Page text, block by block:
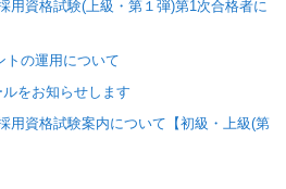
用資格試験(上級・第１弾)第1次合格者に
トの運用について
をお知らせします
用資格試験案内について【初級・上級(第